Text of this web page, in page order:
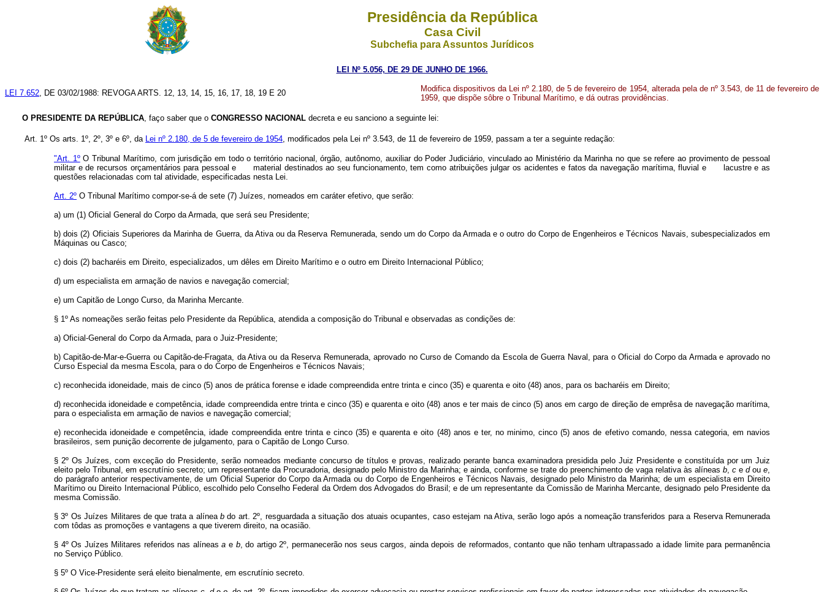
Presidência da República
Casa Civil
Subchefia para Assuntos Jurídicos
LEI Nº 5.056, DE 29 DE JUNHO DE 1966.
LEI 7.652, DE 03/02/1988: REVOGA ARTS. 12, 13, 14, 15, 16, 17, 18, 19 E 20
Modifica dispositivos da Lei nº 2.180, de 5 de fevereiro de 1954, alterada pela de nº 3.543, de 11 de fevereiro de
1959, que dispõe sôbre o Tribunal Marítimo, e dá outras providências.
O PRESIDENTE DA REPÚBLICA, faço saber que o CONGRESSO NACIONAL decreta e eu sanciono a seguinte lei:
Art. 1º Os arts. 1º, 2º, 3º e 6º, da Lei nº 2.180, de 5 de fevereiro de 1954, modificados pela Lei nº 3.543, de 11 de fevereiro de 1959, passam a ter a seguinte redação:
"Art. 1ºO Tribunal Marítimo, com jurisdição em todo o território nacional, órgão, autônomo, auxiliar do Poder Judiciário, vinculado ao Ministério da Marinha no que se refere ao provimento de pessoal
militar e de recursos orçamentários para pessoal e material destinados ao seu funcionamento, tem como atribuições julgar os acidentes e fatos da navegação marítima, fluvial e lacustre e as
questões relacionadas com tal atividade, especificadas nesta Lei.
Art. 2º O Tribunal Marítimo compor-se-á de sete (7) Juízes, nomeados em caráter efetivo, que serão:
a) um (1) Oficial General do Corpo da Armada, que será seu Presidente;
b) dois (2) Oficiais Superiores da Marinha de Guerra, da Ativa ou da Reserva Remunerada, sendo um do Corpo da Armada e o outro do Corpo de Engenheiros e Técnicos Navais, subespecializados em
Máquinas ou Casco;
c) dois (2) bacharéis em Direito, especializados, um dêles em Direito Marítimo e o outro em Direito Internacional Público;
d) um especialista em armação de navios e navegação comercial;
e) um Capitão de Longo Curso, da Marinha Mercante.
§ 1º As nomeações serão feitas pelo Presidente da República, atendida a composição do Tribunal e observadas as condições de:
a) Oficial-General do Corpo da Armada, para o Juiz-Presidente;
b) Capitão-de-Mar-e-Guerra ou Capitão-de-Fragata, da Ativa ou da Reserva Remunerada, aprovado no Curso de Comando da Escola de Guerra Naval, para o Oficial do Corpo da Armada e aprovado no
Curso Especial da mesma Escola, para o do Corpo de Engenheiros e Técnicos Navais;
c) reconhecida idoneidade, mais de cinco (5) anos de prática forense e idade compreendida entre trinta e cinco (35) e quarenta e oito (48) anos, para os bacharéis em Direito;
d) reconhecida idoneidade e competência, idade compreendida entre trinta e cinco (35) e quarenta e oito (48) anos e ter mais de cinco (5) anos em cargo de direção de emprêsa de navegação marítima,
para o especialista em armação de navios e navegação comercial;
e) reconhecida idoneidade e competência, idade compreendida entre trinta e cinco (35) e quarenta e oito (48) anos e ter, no minimo, cinco (5) anos de efetivo comando, nessa categoria, em navios
brasileiros, sem punição decorrente de julgamento, para o Capitão de Longo Curso.
§ 2º Os Juízes, com exceção do Presidente, serão nomeados mediante concurso de títulos e provas, realizado perante banca examinadora presidida pelo Juiz Presidente e constituída por um Juiz
eleito pelo Tribunal, em escrutínio secreto; um representante da Procuradoria, designado pelo Ministro da Marinha; e ainda, conforme se trate do preenchimento de vaga relativa às alíneas b, c e dou e,
do parágrafo anterior respectivamente, de um Oficial Superior do Corpo da Armada ou do Corpo de Engenheiros e Técnicos Navais, designado pelo Ministro da Marinha; de um especialista em Direito
Marítimo ou Direito Internacional Público, escolhido pelo Conselho Federal da Ordem dos Advogados do Brasil; e de um representante da Comissão de Marinha Mercante, designado pelo Presidente da
mesma Comissão.
§ 3º Os Juízes Militares de que trata a alínea bdo art. 2º, resguardada a situação dos atuais ocupantes, caso estejam na Ativa, serão logo após a nomeação transferidos para a Reserva Remunerada
com tôdas as promoções e vantagens a que tiverem direito, na ocasião.
§ 4º Os Juízes Militares referidos nas alíneasa e b, do artigo 2º, permanecerão nos seus cargos, ainda depois de reformados, contanto que não tenham ultrapassado a idade limite para permanência
no Serviço Público.
§ 5º O Vice-Presidente será eleito bienalmente, em escrutínio secreto.